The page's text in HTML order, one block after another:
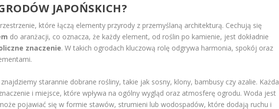
JAPOŃSKICH?
które łączą elementy przyrody z przemyślaną architekturą. Cechują się
do aranżacji, co oznacza, że każdy element, od roślin po kamienie, jest dokładnie
znaczenie. W takich ogrodach kluczową rolę odgrywa harmonia, spokój oraz
starannie dobrane rośliny, takie jak sosny, klony, bambusy czy azalie. Każda
i miejsce, które wpływa na ogólny wygląd oraz atmosferę ogrodu. Woda jest
pojawiać się w formie stawów, strumieni lub wodospadów, które dodają ruchu i